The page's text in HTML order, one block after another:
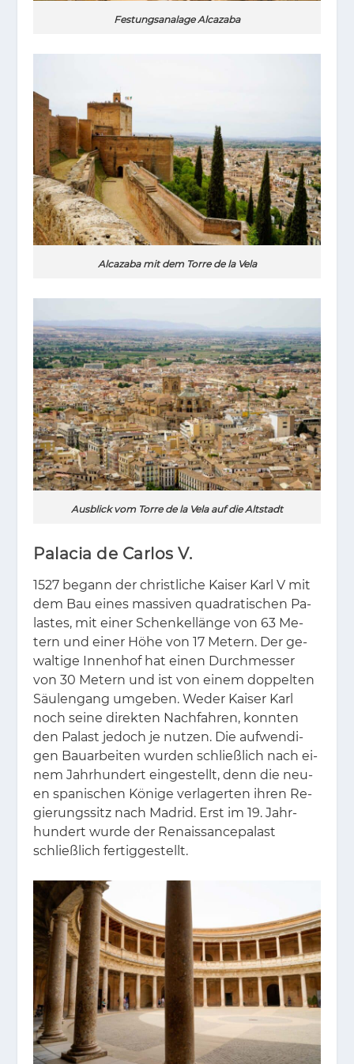
Festungsanalage Alcazaba
Alcazaba mit dem Torre de la Vela
Ausblick vom Torre de la Vela auf die Altstadt
Palacia de Carlos V.
1527 be­gann der christ­li­che Kai­ser Karl V mit
dem Bau ei­nes mas­si­ven qua­dra­ti­schen Pa­
las­tes, mit ei­ner Schen­kel­län­ge von 63 Me­
tern und ei­ner Höhe von 17 Me­tern. Der ge­
wal­ti­ge In­nen­hof hat ei­nen Durch­mes­ser
von 30 Me­tern und ist von ei­nem dop­pel­ten
Säu­len­gang um­ge­ben. We­der Kai­ser Karl
noch sei­ne di­rek­ten Nach­fah­ren, konn­ten
den Pa­last je­doch je nut­zen. Die auf­wen­di­
gen Bau­ar­bei­ten wur­den schließ­lich nach ei­
nem Jahr­hun­dert ein­ge­stellt, denn die neu­
en spa­ni­schen Kö­ni­ge ver­la­ger­ten ih­ren Re­
gie­rungs­sitz nach Ma­drid. Erst im 19. Jahr­
hun­dert wur­de der Re­nais­sance­pa­last
schließ­lich fer­tig­ge­stellt.